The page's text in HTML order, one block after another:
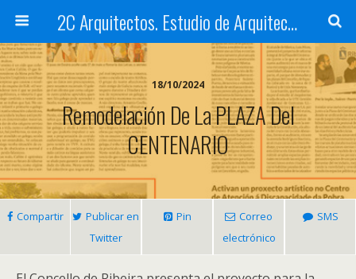
2C Arquitectos. Estudio de Arquitectura en Santiago de Compostela
18/10/2024
Remodelación De La PLAZA Del
CENTENARIO
Compartir
Publicar en
Twitter
Pin
Correo
electrónico
SMS